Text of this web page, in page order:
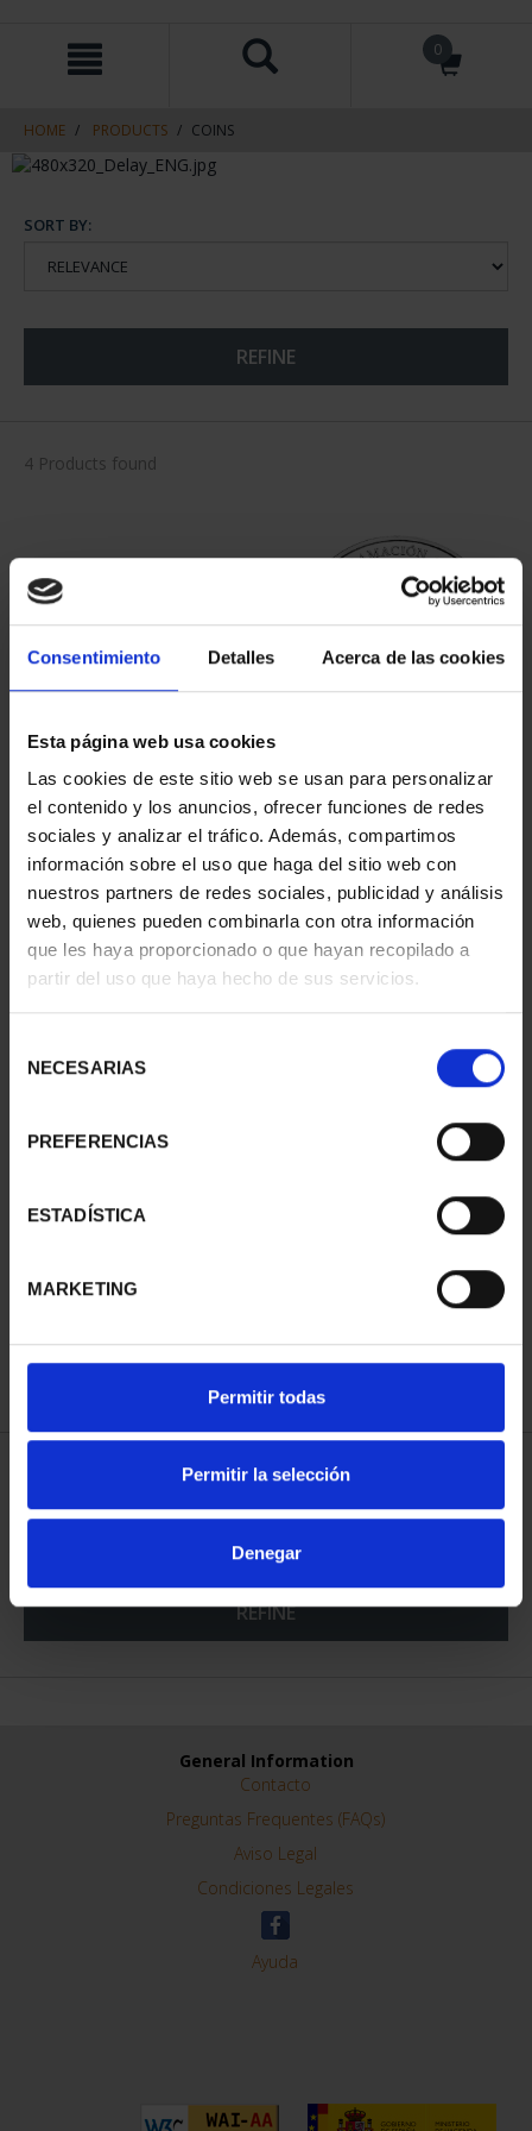
Consentimiento Detalles Acerca de las cookies
Esta página web usa cookies
Las cookies de este sitio web se usan para personalizar
el contenido y los anuncios, ofrecer funciones de redes
sociales y analizar el tráfico. Además, compartimos
información sobre el uso que haga del sitio web con
nuestros partners de redes sociales, publicidad y análisis
web, quienes pueden combinarla con otra información
que les haya proporcionado o que hayan recopilado a
partir del uso que haya hecho de sus servicios.
NECESARIAS
PREFERENCIAS
ESTADÍSTICA
MARKETING
Permitir todas
Permitir la selección
Denegar
navigation
0
HOME PRODUCTS COINS
SORT BY:
REFINE
4 Products found
40 EURO SILVER COIN
2024 X PROCLAMATION
...
€64.00
PROCLAM. FELIPE VI
(2024) 10 EURO COIN
€140.00
PROCLAMATION FELIPE
€610.00
PROCLAM. FELIPE VI
€3,080.00
REFINE
General Information
Contacto
Preguntas Frequentes (FAQs)
Aviso Legal
Condiciones Legales
Ayuda